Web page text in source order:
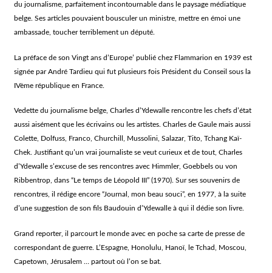
du journalisme, parfaitement incontournable dans le paysage médiatique
belge. Ses articles pouvaient bousculer un ministre, mettre en émoi une
ambassade, toucher terriblement un député.
La préface de sonVingt ans d’Europe’ publié chez Flammarion en 1939 est
signée par André Tardieu qui fut plusieurs fois Président du Conseil sous la
IVème république en France.
Vedette du journalisme belge, Charles d’Ydewalle rencontre les chefs d’état
aussi aisément que les écrivains ou les artistes. Charles de Gaule mais aussi
Colette, Dolfuss, Franco, Churchill, Mussolini, Salazar, Tito, Tchang Kaï-
Chek. Justifiant qu’un vrai journaliste se veut curieux et de tout, Charles
d’Ydewalle s’excuse de ses rencontres avec Himmler, Goebbels ou von
Ribbentrop, dans “Le temps de Léopold III” (1970). Sur ses souvenirs de
rencontres, il rédige encore “Journal, mon beau souci”, en 1977, à la suite
d’une suggestion de son fils Baudouin d’Ydewalle à qui il dédie son livre.
Grand reporter, il parcourt le monde avec en poche sa carte de presse de
correspondant de guerre. L’Espagne, Honolulu, Hanoï, le Tchad, Moscou,
Capetown, Jérusalem … partout où l’on se bat.